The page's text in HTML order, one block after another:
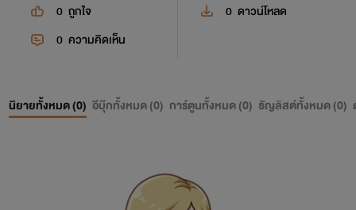
0 ถูกใจ 0 ดาวน์โหลด
0 ความคิดเห็น
นิยายทั้งหมด (0) อีบุ๊กทั้งหมด (0) การ์ตูนทั้งหมด (0) ธัญลิสต์ทั้งหมด (0)